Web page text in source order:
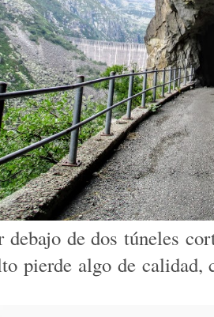
debajo de dos túneles
pierde algo de calidad,